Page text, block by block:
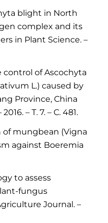
blight in North
complex and its
in Plant Science. –
control of Ascochyta
L.) caused by
Province, China
– Т. 7. – С. 481.
of mungbean (Vigna
against Boeremia
to assess
fungus
Journal. –